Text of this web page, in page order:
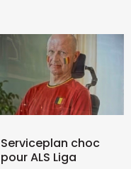
Serviceplan choc
pour ALS Liga